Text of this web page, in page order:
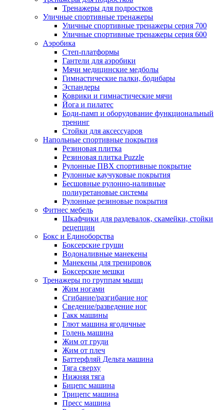
Тренажеры для подростков
Уличные спортивные тренажеры
Уличные спортивные тренажеры серия 700
Уличные спортивные тренажеры серия 600
Аэробика
Степ-платформы
Гантели для аэробики
Мячи медицинские медболы
Гимнастические палки, бодибары
Эспандеры
Коврики и гимнастические мячи
Йога и пилатес
Боди-памп и оборудование функциональный
тренинг
Стойки для аксессуаров
Напольные спортивные покрытия
Резиновая плитка
Резиновая плитка Puzzle
Рулонные ПВХ спортивные покрытие
Рулонные каучуковые покрытия
Бесшовные рулонно-наливные
полиуретановые системы
Рулонные резиновые покрытия
Фитнес мебель
Шкафчики для раздевалок, скамейки, стойки
рецепции
Бокс и Единоборства
Боксерские груши
Водоналивные манекены
Манекены для тренировок
Боксерские мешки
Тренажеры по группам мышц
Жим ногами
Сгибание/разгибание ног
Сведение/разведение ног
Гакк машины
Глют машина ягодичные
Голень машина
Жим от груди
Жим от плеч
Баттерфляй Дельта машина
Тяга сверху
Нижняя тяга
Бицепс машина
Трицепс машина
Пресс машина